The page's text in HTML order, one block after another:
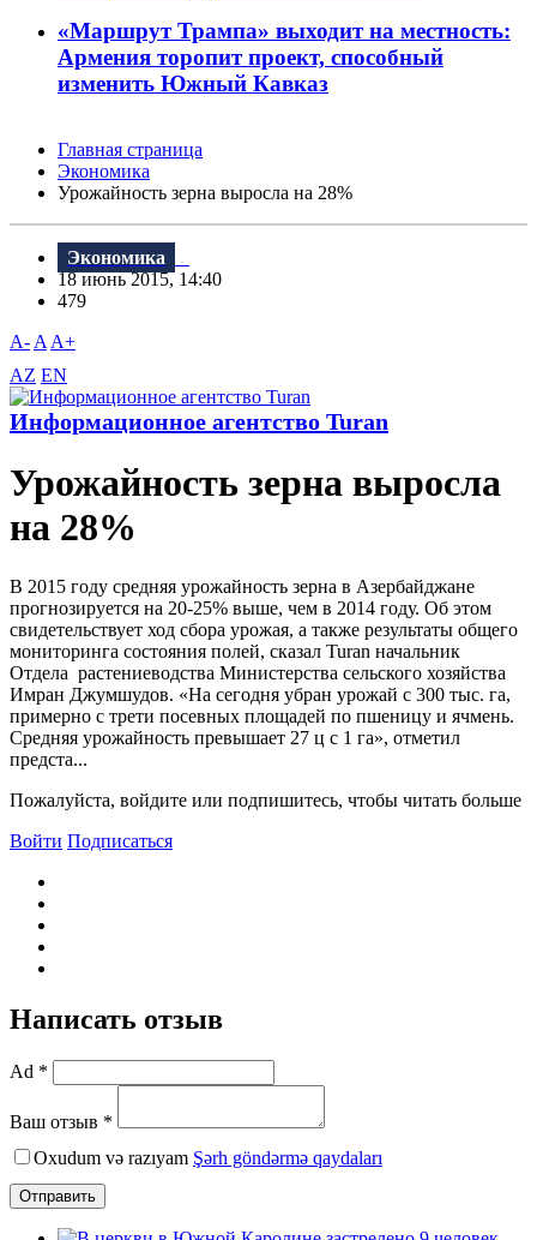
«Маршрут Трампа» выходит на местность:
Армения торопит проект, способный
изменить Южный Кавказ
Главная страница
Экономика
Урожайность зерна выросла на 28%
Экономика
18 июнь 2015, 14:40
479
A- A A+
AZ EN
Информационное агентство Turan
Урожайность зерна выросла
на 28%
В 2015 году средняя урожайность зерна в Азербайджане
прогнозируется на 20-25% выше, чем в 2014 году. Об этом
свидетельствует ход сбора урожая, а также результаты общего
мониторинга состояния полей, сказал Turan начальник
Отдела растениеводства Министерства сельского хозяйства
Имран Джумшудов. «На сегодня убран урожай с 300 тыс. га,
примерно с трети посевных площадей по пшеницу и ячмень.
Средняя урожайность превышает 27 ц с 1 га», отметил
предста...
Пожалуйста, войдите или подпишитесь, чтобы читать больше
Войти Подписаться
Написать отзыв
Ad *
Ваш отзыв *
Oxudum və razıyam Şərh göndərmə qaydaları
Отправить